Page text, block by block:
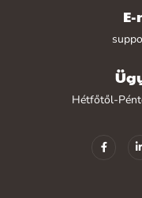
Hétfőtől-